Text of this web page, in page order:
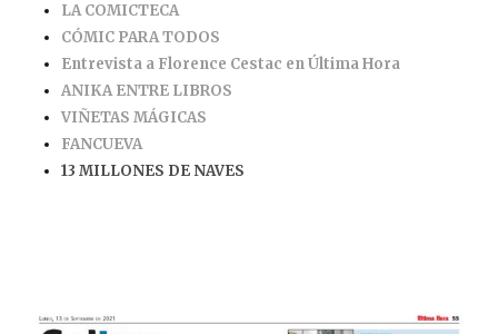
LA COMICTECA
CÓMIC PARA TODOS
Entrevista a Florence Cestac en Última Hora
ANIKA ENTRE LIBROS
VIÑETAS MÁGICAS
FANCUEVA
13 MILLONES DE NAVES